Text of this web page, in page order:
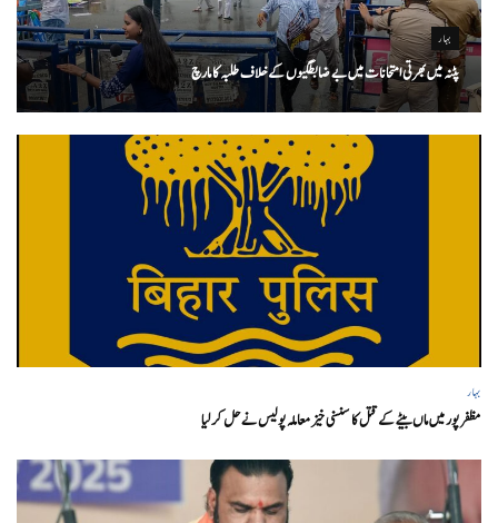
بہار
پٹنہ میں بھرتی امتحانات میں بے ضابطگیوں کے خلاف طلبہ کا مارچ
بہار
مظفر پور میں ماں بیٹے کے قتل کا سنسنی خیز معاملہ پولیس نے حل کر لیا